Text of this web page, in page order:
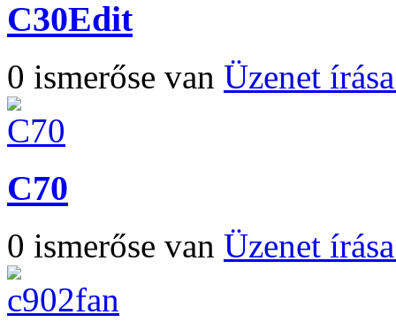
C30Edit
0 ismerőse van Üzenet
C70
0 ismerőse van Üzenet